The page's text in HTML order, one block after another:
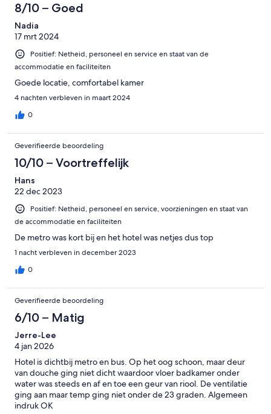
8/10 – Goed
Nadia
17 mrt 2024
Positief: Netheid, personeel en service en staat van de
accommodatie en faciliteiten
Goede locatie, comfortabel kamer
4 nachten verbleven in maart 2024
0
Geverifieerde beoordeling
10/10 – Voortreffelijk
Hans
22 dec 2023
Positief: Netheid, personeel en service, voorzieningen en staat van
de accommodatie en faciliteiten
De metro was kort bij en het hotel was netjes dus top
1 nacht verbleven in december 2023
0
Geverifieerde beoordeling
6/10 – Matig
Jerre-Lee
4 jan 2026
Hotel is dichtbij metro en bus. Op het oog schoon, maar deur
van douche ging niet dicht waardoor vloer badkamer onder
water was steeds en af en toe een geur van riool. De ventilatie
ging aan maar temp ging niet onder de 23 graden. Algemeen
indruk OK